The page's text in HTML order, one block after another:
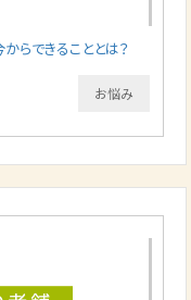
らできることとは？
お悩み